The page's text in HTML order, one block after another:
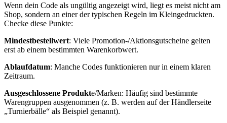
Wenn dein Code als ungültig angezeigt wird, liegt es meist nicht am
Shop, sondern an einer der typischen Regeln im Kleingedruckten.
Checke diese Punkte:
Mindestbestellwert: Viele Promotion-/Aktionsgutscheine gelten
erst ab einem bestimmten Warenkorbwert.
Ablaufdatum: Manche Codes funktionieren nur in einem klaren
Zeitraum.
Ausgeschlossene Produkte/Marken: Häufig sind bestimmte
Warengruppen ausgenommen (z. B. werden auf der Händlerseite
„Turnierbälle“ als Beispiel genannt).